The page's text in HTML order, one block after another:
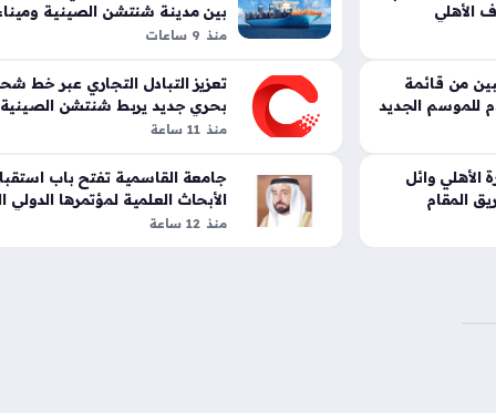
الأهلي
يستبعد 4 لاعبين من قائمة
للموسم الجديد
وائل
المقام
بين مدينة شنتشن الصينية
خورفكان الإماراتي
منذ 9 ساعات
تعزيز التبادل التجاري عبر خط
بحري جديد يربط شنتشن الصينية
وميناء خورفكان
منذ 11 ساعة
جامعة القاسمية تفتح باب
الأبحاث العلمية لمؤتمرها الدولي
عشر بالشارقة
منذ 12 ساعة